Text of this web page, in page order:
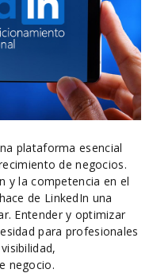
plataforma esencial
de negocios.
y la competencia en el
de LinkedIn una
Entender y optimizar
para profesionales
negocio.